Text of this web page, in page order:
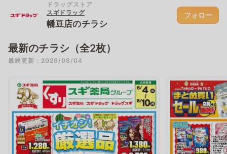
ドラッグストア
スギドラッグ
幡豆店のチラシ
フォロー
最新のチラシ（全2枚）
最終更新：2026/08/04